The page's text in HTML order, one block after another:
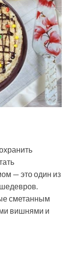
— это один из
сметанным
вишнями и